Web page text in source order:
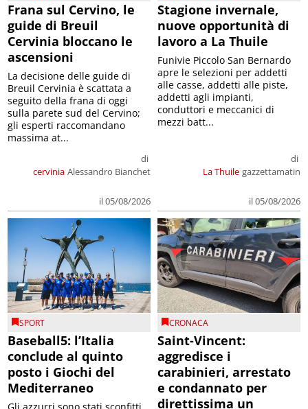
Frana sul Cervino, le
guide di Breuil
Cervinia bloccano le
ascensioni
cervinia
di
Alessandro Bianchet
il 05/08/2026
La decisione delle guide di
Breuil Cervinia è scattata a
seguito della frana di oggi
sulla parete sud del Cervino;
gli esperti raccomandano
massima at...
Stagione invernale,
nuove opportunità di
lavoro a La Thuile
La Thuile
di
gazzettamatin
il 05/08/2026
Funivie Piccolo San Bernardo
apre le selezioni per addetti
alle casse, addetti alle piste,
addetti agli impianti,
conduttori e meccanici di
mezzi batt...
SPORT
Baseball5: l’Italia
conclude al quinto
posto i Giochi del
Mediterraneo
CRONACA
Saint-Vincent:
aggredisce i
carabinieri, arrestato
e condannato per
direttissima un